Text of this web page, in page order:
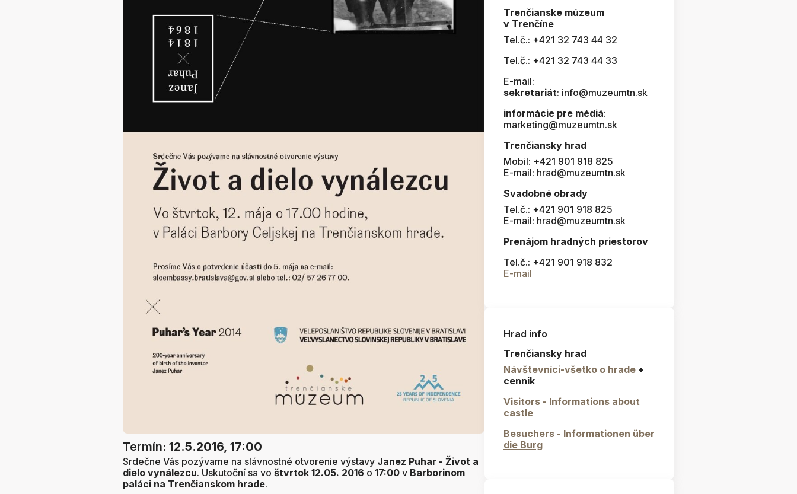
Termín: 12.5.2016, 17:00
Srdečne Vás pozývame na slávnostné otvorenie výstavy Janez Puhar - Život a
dielo vynálezcu. Uskutoční sa vo štvrtok 12.05. 2016 o 17:00 v Barborinom
paláci na Trenčianskom hrade.
Trenčianske múzeum
v Trenčíne
Tel.č.: +421 32 743 44 32
Tel.č.: +421 32 743 44 33
E-mail:
sekretariát: info@muzeumtn.sk
informácie pre médiá:
marketing@muzeumtn.sk
Trenčiansky hrad
Mobil: +421 901 918 825
E-mail: hrad@muzeumtn.sk
Svadobné obrady
Tel.č.: +421 901 918 825
E-mail: hrad@muzeumtn.sk
Prenájom hradných priestorov
Tel.č.: +421 901 918 832
E-mail
Hrad info
Trenčiansky hrad
Návštevníci-všetko o hrade +
cennik
Visitors - Informations about
castle
Besuchers - Informationen über
die Burg